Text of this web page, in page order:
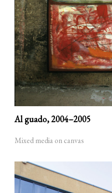
Al guado,2004–2005
Mixed media on canvas